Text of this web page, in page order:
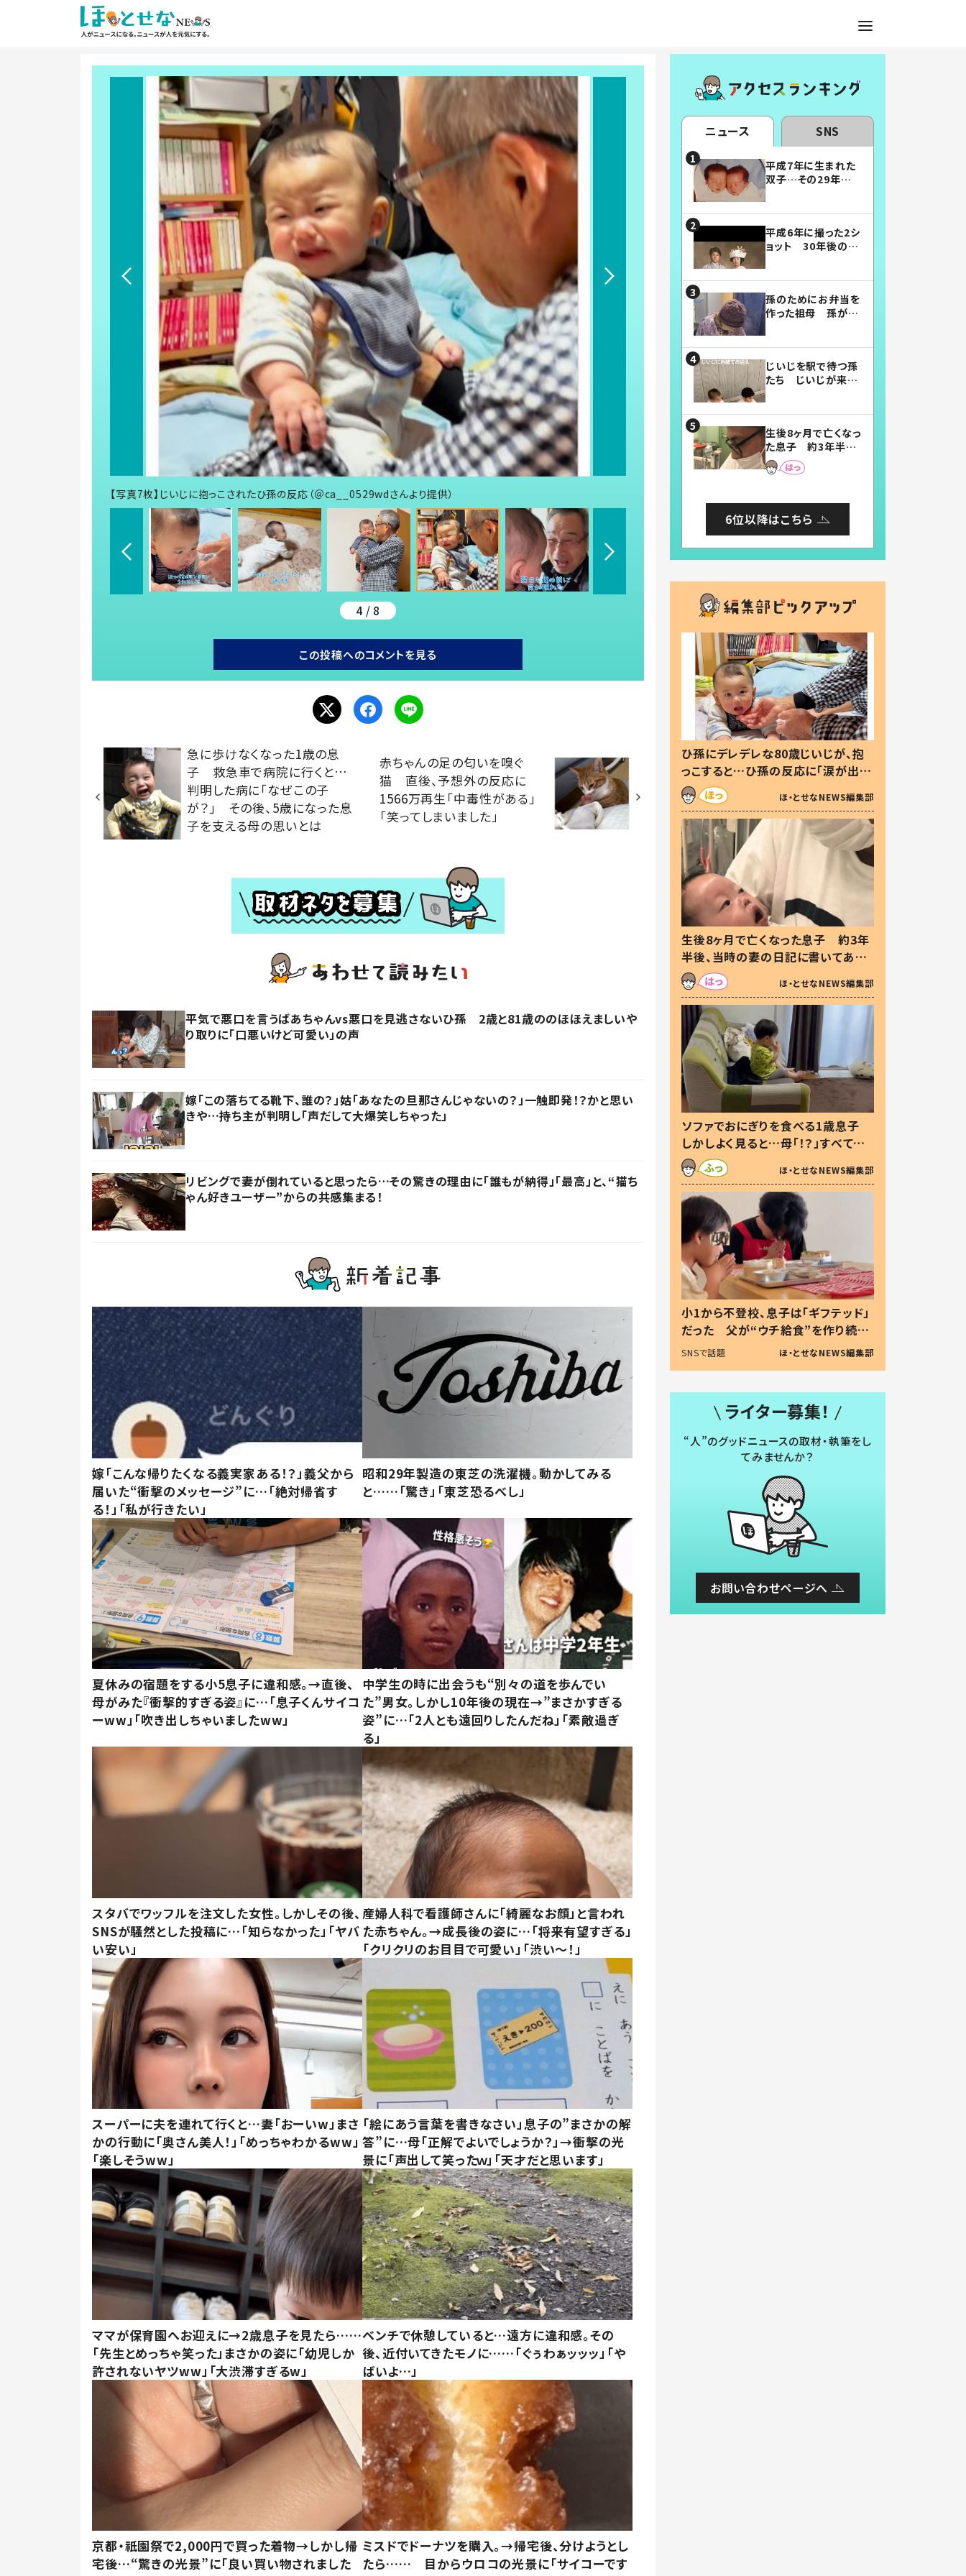
【写真7枚】じいじに抱っこされたひ孫の反応（＠ca__0529wdさんより提供）
4 / 8
この投稿へのコメントを見る
急に歩けなくなった1歳の息
子 救急車で病院に行くと…
判明した病に「なぜこの子
が？」 その後、5歳になった息
子を支える母の思いとは
赤ちゃんの足の匂いを嗅ぐ
猫 直後、予想外の反応に
1566万再生「中毒性がある」
「笑ってしまいました」
平気で悪口を言うばあちゃんvs悪口を見逃さないひ孫 2歳と81歳ののほほえましいや
り取りに「口悪いけど可愛い」の声
嫁「この落ちてる靴下、誰の？」姑「あなたの旦那さんじゃないの？」一触即発！？かと思い
きや…持ち主が判明し「声だして大爆笑しちゃった」
リビングで妻が倒れていると思ったら…その驚きの理由に「誰もが納得」「最高」と、“猫ち
ゃん好きユーザー”からの共感集まる！
嫁「こんな帰りたくなる義実家ある！？」義父から
届いた“衝撃のメッセージ”に…「絶対帰省す
る！」「私が行きたい」
昭和29年製造の東芝の洗濯機。動かしてみる
と……「驚き」「東芝恐るべし」
夏休みの宿題をする小5息子に違和感。→直後、
母がみた『衝撃的すぎる姿』に…「息子くんサイコ
ーww」「吹き出しちゃいましたww」
中学生の時に出会うも“別々の道を歩んでい
た”男女。しかし10年後の現在→”まさかすぎる
姿”に…「2人とも遠回りしたんだね」「素敵過ぎ
る」
スタバでワッフルを注文した女性。しかしその後、
SNSが騒然とした投稿に…「知らなかった」「ヤバ
い安い」
産婦人科で看護師さんに「綺麗なお顔」と言われ
た赤ちゃん。→成長後の姿に…「将来有望すぎる」
「クリクリのお目目で可愛い」「渋い～！」
スーパーに夫を連れて行くと…妻「おーいw」まさ
かの行動に「奥さん美人！」「めっちゃわかるww」
「楽しそうww」
「絵にあう言葉を書きなさい」息子の”まさかの解
答”に…母「正解でよいでしょうか？」→衝撃の光
景に「声出して笑ったｗ」「天才だと思います」
ママが保育園へお迎えに→2歳息子を見たら……
「先生とめっちゃ笑った」まさかの姿に「幼児しか
許されないヤツww」「大渋滞すぎるw」
ベンチで休憩していると…遠方に違和感。その
後、近付いてきたモノに……「ぐぅわぁッッッ」「や
ばいよ…」
京都・祇園祭で2,000円で買った着物→しかし帰
宅後…“驚きの光景”に「良い買い物されました
ミスドでドーナツを購入。→帰宅後、分けようとし
たら…… 目からウロコの光景に「サイコーです
ニュース SNS
平成7年に生まれた
双子…その29年後
平成6年に撮った2シ
ョット 30年後の姿
孫のためにお弁当を
作った祖母 孫が絶
じいじを駅で待つ孫
たち じいじが来た
まらない」「幸せにな
れる」
生後8ヶ月で亡くなっ
た息子 約3年半
後、当時の妻の日記
に書いてあった本音
6位以降はこちら
ひ孫にデレデレな80歳じいじが、抱
っこすると…ひ孫の反応に「涙が出ま
した」「可愛くて仕方ない」
ほ・とせなNEWS編集部
生後8ヶ月で亡くなった息子 約3年
半後、当時の妻の日記に書いてあっ
た本音とは
ほ・とせなNEWS編集部
ソファでおにぎりを食べる1歳息子
しかしよく見ると…母「！？」すべてを
察した母の投稿に「可愛いから許
す！」「現行犯〜」
ほ・とせなNEWS編集部
小1から不登校、息子は「ギフテッド」
だった 父が“ウチ給食”を作り続け
る理由とは #令和の親 #令和の子
SNSで話題 ほ・とせなNEWS編集部
ライター募集！
“人”のグッドニュースの取材・執筆をし
てみませんか？
お問い合わせページへ